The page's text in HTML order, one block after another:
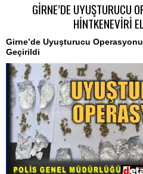
GİRNE’DE UYUŞTURUCU
HİNTKENEVİRİ
Girne’de Uyuşturucu
Geçirildi